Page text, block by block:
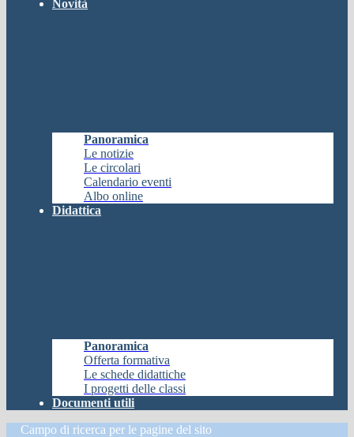
Novità
Panoramica
Le notizie
Le circolari
Calendario eventi
Albo online
Didattica
Panoramica
Offerta formativa
Le schede didattiche
I progetti delle classi
Documenti utili
Campo di ricerca per le pagine del sito